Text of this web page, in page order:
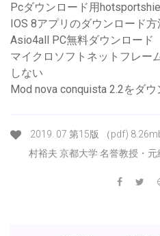
Pcダウンロード用
IOS 8アプリのダウンロード方
Asio4all PC無料ダウンロード
マイクロソフトネットフレー
しない
Mod nova conquista 2.2をダウ
2019. 07 第15版 （pdf)
村裕夫 京都大学 名誉教授・